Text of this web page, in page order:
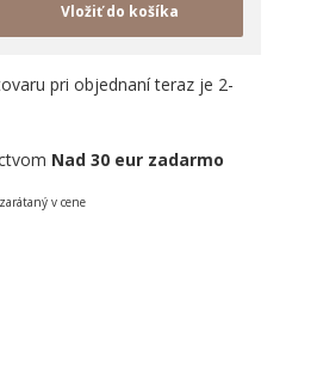
Vložiť do košíka
pri objednaní teraz je 2-
Nad 30 eur zadarmo
v cene